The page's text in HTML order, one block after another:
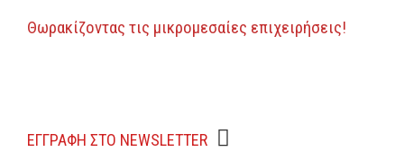
Θωρακίζοντας τις μικρομεσαίες επιχειρήσεις!
ΕΓΓΡΑΦΗ ΣΤΟ NEWSLETTER